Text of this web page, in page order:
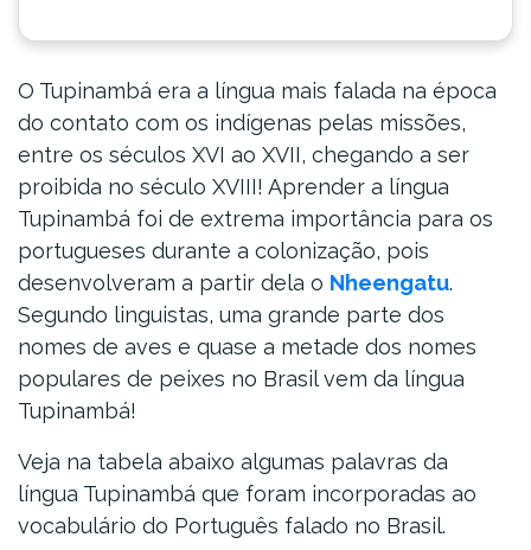
O Tupinambá era a língua mais falada na época
do contato com os indígenas pelas missões,
entre os séculos XVI ao XVII, chegando a ser
proibida no século XVIII! Aprender a língua
Tupinambá foi de extrema importância para os
portugueses durante a colonização, pois
desenvolveram a partir dela o Nheengatu.
Segundo linguistas, uma grande parte dos
nomes de aves e quase a metade dos nomes
populares de peixes no Brasil vem da língua
Tupinambá!
Veja na tabela abaixo algumas palavras da
língua Tupinambá que foram incorporadas ao
vocabulário do Português falado no Brasil.